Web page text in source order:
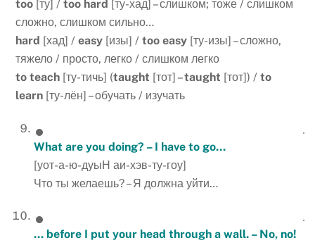
too [ту] /too hard [ту-хад] – слишком; тоже / слишком
сложно, слишком сильно…
hard [хад] /easy [изы] /too easy [ту-изы] – сложно,
тяжело / просто, легко / слишком легко
to teach [ту-тичь] (taught [тот] –taught [тот]) /to
learn [ту-лён] – обучать / изучать
What are you doing? – I have to go…
[уот-а-ю-дуыН аи-хэв-ту-гоу]
Что ты желаешь? – Я должна уйти…
… before I put your head through a wall. – No, no!